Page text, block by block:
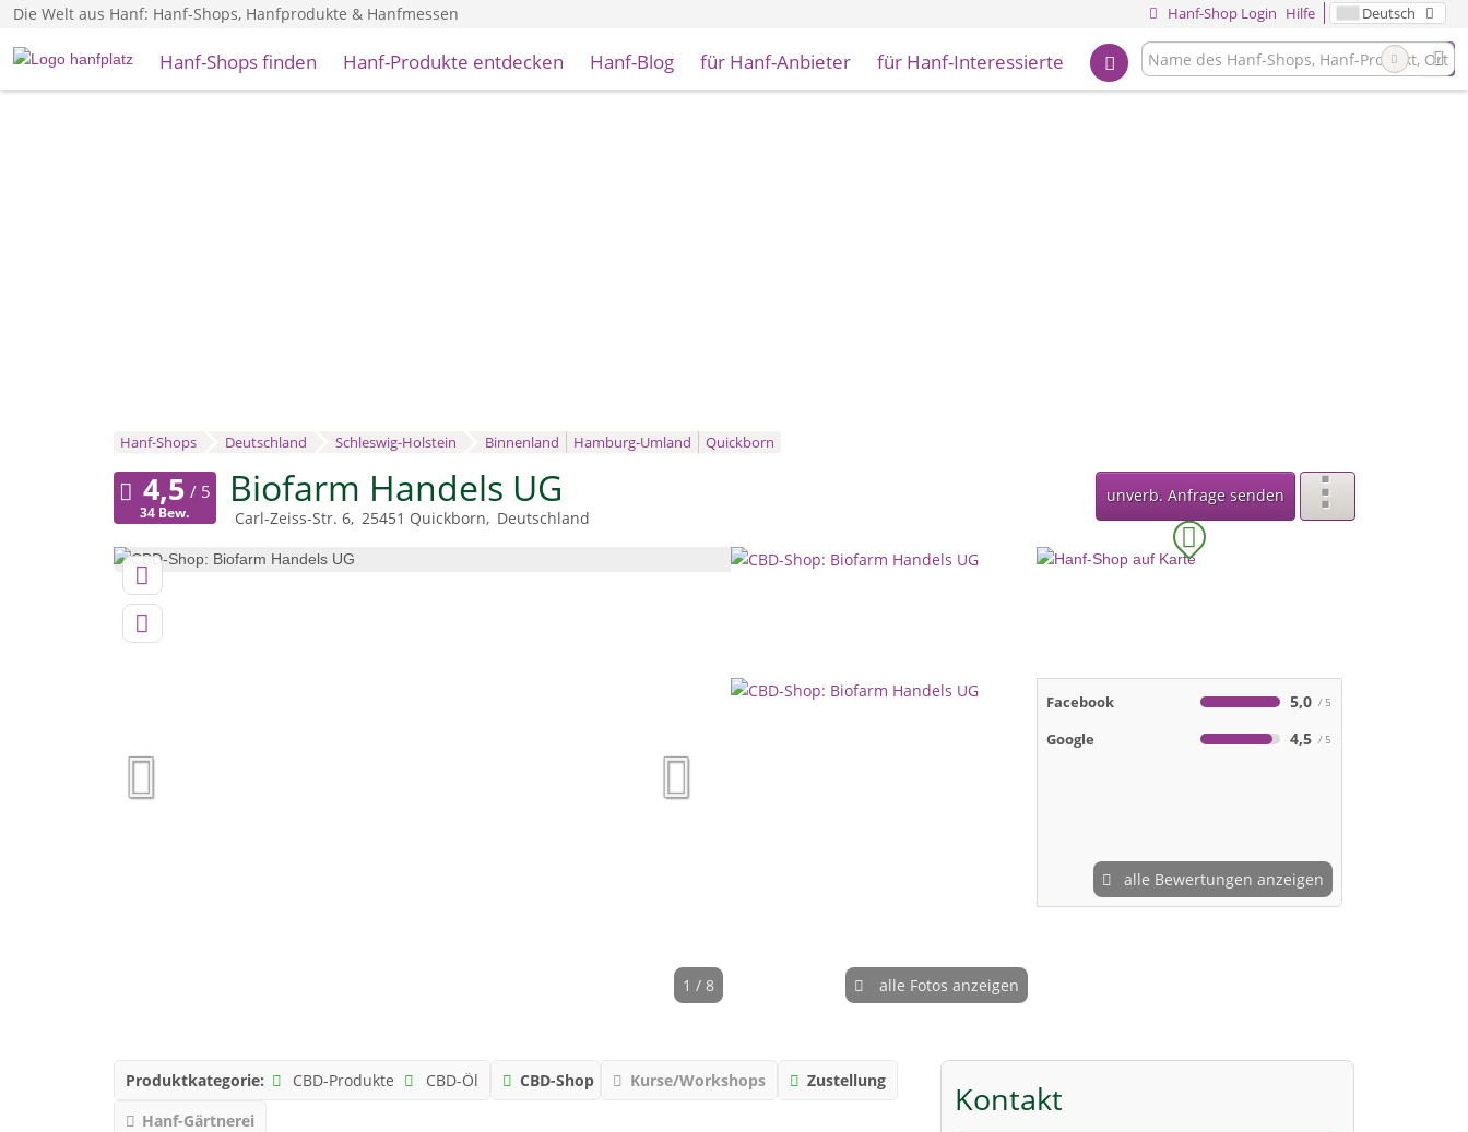
Die Welt aus Hanf: Hanf-Shops, Hanfprodukte & Hanfmessen Hanf-Shop Login Hilfe Deutsch
Hanf-Shops finden Hanf-Produkte entdecken Hanf-Blog für Hanf-Anbieter für Hanf-Interessierte
Hanf-Shops Deutschland Schleswig-Holstein Binnenland Hamburg-Umland Quickborn
Biofarm Handels UG
Carl-Zeiss-Str. 6 25451 Quickborn Deutschland
unverb. Anfrage senden
34 Bew.
1 / 8 alle Fotos anzeigen
Facebook 5,0
Google 4,5
alle Bewertungen anzeigen
Produktkategorie: CBD-Produkte CBD-Öl CBD-Shop Kurse/Workshops
Zustellung
Hanf-Gärtnerei
Kontakt